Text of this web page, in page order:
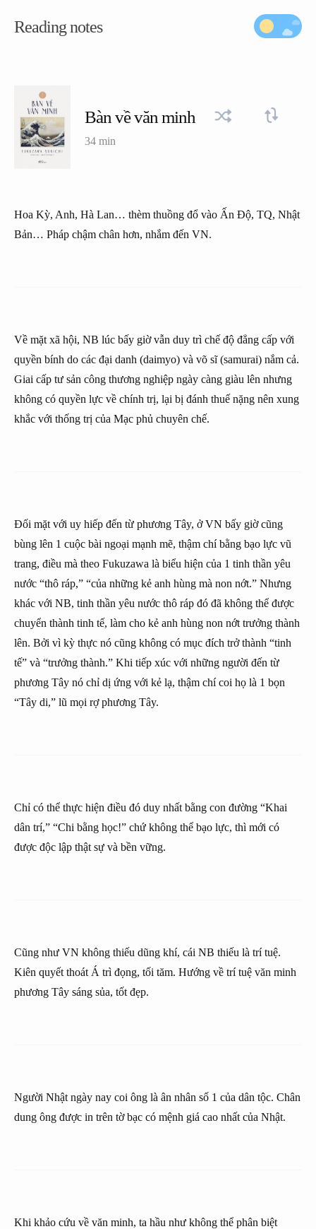
Reading notes
Bàn về văn minh
34 min
Hoa Kỳ, Anh, Hà Lan… thèm thuồng đổ vào Ấn Độ, TQ, Nhật
Bản… Pháp chậm chân hơn, nhắm đến VN.
Về mặt xã hội, NB lúc bấy giờ vẫn duy trì chế độ đẳng cấp với
quyền bính do các đại danh (daimyo) và võ sĩ (samurai) nắm cả.
Giai cấp tư sản công thương nghiệp ngày càng giàu lên nhưng
không có quyền lực về chính trị, lại bị đánh thuế nặng nên xung
khắc với thống trị của Mạc phủ chuyên chế.
Đối mặt với uy hiếp đến từ phương Tây, ở VN bấy giờ cũng
bùng lên 1 cuộc bài ngoại mạnh mẽ, thậm chí bằng bạo lực vũ
trang, điều mà theo Fukuzawa là biểu hiện của 1 tinh thần yêu
nước “thô ráp,” “của những kẻ anh hùng mà non nớt.” Nhưng
khác với NB, tinh thần yêu nước thô ráp đó đã không thể được
chuyển thành tinh tế, làm cho kẻ anh hùng non nớt trưởng thành
lên. Bởi vì kỳ thực nó cũng không có mục đích trở thành “tinh
tế” và “trưởng thành.” Khi tiếp xúc với những người đến từ
phương Tây nó chỉ dị ứng với kẻ lạ, thậm chí coi họ là 1 bọn
“Tây di,” lũ mọi rợ phương Tây.
Chỉ có thể thực hiện điều đó duy nhất bằng con đường “Khai
dân trí,” “Chi bằng học!” chứ không thể bạo lực, thì mới có
được độc lập thật sự và bền vững.
Cũng như VN không thiếu dũng khí, cái NB thiếu là trí tuệ.
Kiên quyết thoát Á trì đọng, tối tăm. Hướng về trí tuệ văn minh
phương Tây sáng sủa, tốt đẹp.
Người Nhật ngày nay coi ông là ân nhân số 1 của dân tộc. Chân
dung ông được in trên tờ bạc có mệnh giá cao nhất của Nhật.
Khi khảo cứu về văn minh, ta hầu như không thể phân biệt